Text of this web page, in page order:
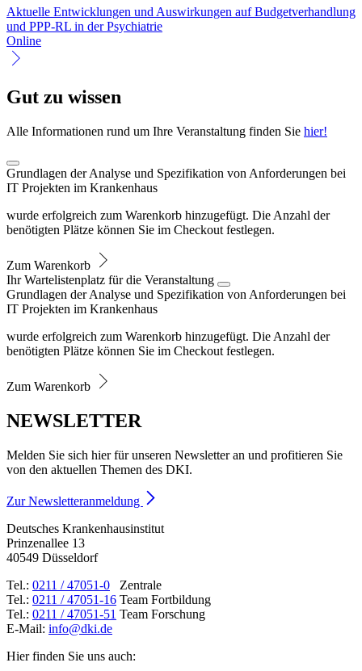
Aktuelle Entwicklungen und Auswirkungen auf Budgetverhandlung
und PPP-RL in der Psychiatrie
Online
Gut zu wissen
Alle Informationen rund um Ihre Veranstaltung finden Sie hier!
Grundlagen der Analyse und Spezifikation von Anforderungen bei
IT Projekten im Krankenhaus
wurde erfolgreich zum Warenkorb hinzugefügt. Die Anzahl der
benötigten Plätze können Sie im Checkout festlegen.
Zum Warenkorb
Ihr Wartelistenplatz für die Veranstaltung
Grundlagen der Analyse und Spezifikation von Anforderungen bei
IT Projekten im Krankenhaus
wurde erfolgreich zum Warenkorb hinzugefügt. Die Anzahl der
benötigten Plätze können Sie im Checkout festlegen.
Zum Warenkorb
NEWSLETTER
Melden Sie sich hier für unseren Newsletter an und profitieren Sie
von den aktuellen Themen des DKI.
Zur Newsletteranmeldung
Deutsches Krankenhausinstitut
Prinzenallee 13
40549 Düsseldorf
Tel.: 0211 / 47051-0 Zentrale
Tel.: 0211 / 47051-16 Team Fortbildung
Tel.: 0211 / 47051-51 Team Forschung
E-Mail: info@dki.de
Hier finden Sie uns auch: